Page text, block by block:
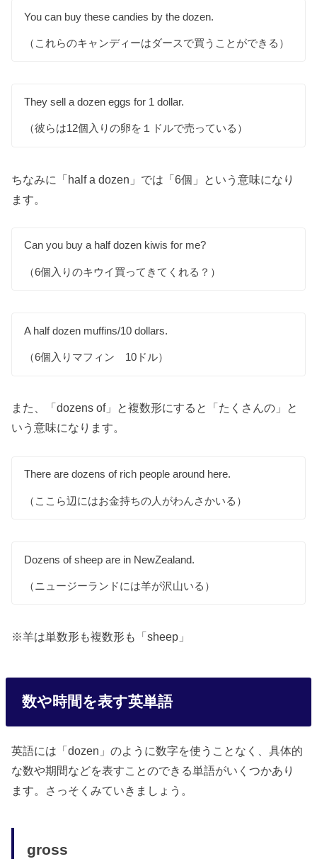
You can buy these candies by the dozen.
（これらのキャンディーはダースで買うことができる）
They sell a dozen eggs for 1 dollar.
（彼らは12個入りの卵を１ドルで売っている）
ちなみに「half a dozen」では「6個」という意味になり
ます。
Can you buy a half dozen kiwis for me?
（6個入りのキウイ買ってきてくれる？）
A half dozen muffins/10 dollars.
（6個入りマフィン 10ドル）
また、「dozens of」と複数形にすると「たくさんの」と
いう意味になります。
There are dozens of rich people around here.
（ここら辺にはお金持ちの人がわんさかいる）
Dozens of sheep are in NewZealand.
（ニュージーランドには羊が沢山いる）
※羊は単数形も複数形も「sheep」
数や時間を表す英単語
英語には「dozen」のように数字を使うことなく、具体的
な数や期間などを表すことのできる単語がいくつかあり
ます。さっそくみていきましょう。
gross